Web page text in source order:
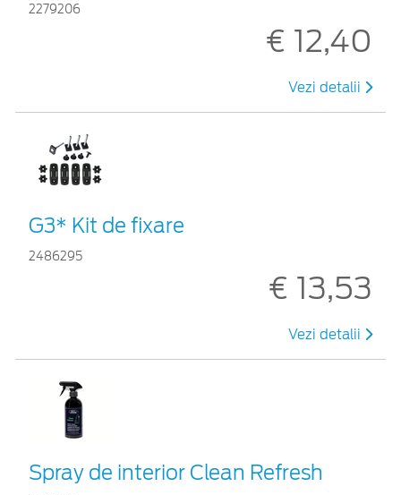
2279206
€ 12,40
Vezi detalii
G3* Kit de fixare
2486295
€ 13,53
Vezi detalii
Spray de interior Clean Refresh